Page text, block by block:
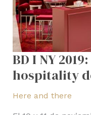
BD I NY
hospitality
Here and there
design